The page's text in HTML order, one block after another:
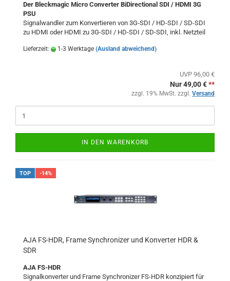
Der Bleckmagic Micro Converter BiDirectional SDI / HDMI 3G
PSU
Signalwandler zum Konvertieren von 3G-SDI / HD-SDI / SD-SDI
zu HDMI oder HDMI zu 3G-SDI / HD-SDI / SD-SDI, inkl. Netzteil
Lieferzeit: 1-3 Werktage (Ausland abweichend)
UVP 96,00 €
Nur 49,00 €**
zzgl. 19% MwSt. zzgl. Versand
IN DEN WARENKORB
TOP -14%
AJA FS-HDR, Frame Synchronizer und Konverter HDR &
SDR
AJA FS-HDR
Signalkonverter und Frame Synchronizer FS-HDR konzipiert für